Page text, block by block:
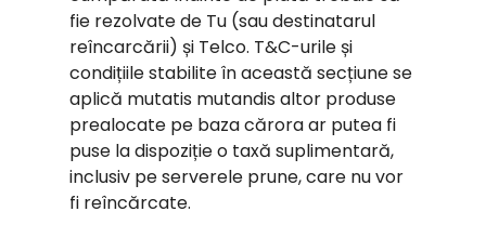
fie rezolvate de Tu (sau destinatarul
reîncarcării) și Telco. T&C-urile și
condițiile stabilite în această secțiune se
aplică mutatis mutandis altor produse
prealocate pe baza cărora ar putea fi
puse la dispoziție o taxă suplimentară,
inclusiv pe serverele prune, care nu vor
fi reîncărcate.